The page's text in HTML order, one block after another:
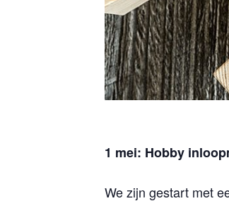
1 mei: Hobby
We zijn gestart met